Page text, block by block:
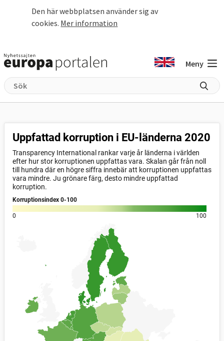
Den här webbplatsen använder sig av
cookies. Mer information
Meny